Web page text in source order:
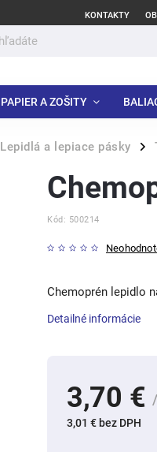
KONTAKTY
PAPIER A ZOŠITY
Lepidlá a lepiace pásky /
3,70 €
3,01 € bez DPH
Kód: 500214
Chemoprén lepidlo
Detailné informácie